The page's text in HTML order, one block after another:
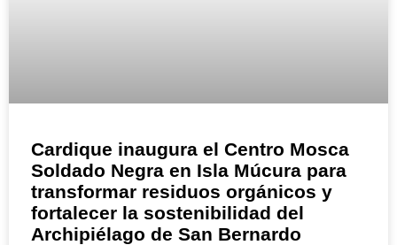
Cardique inaugura el Centro Mosca
Soldado Negra en Isla Múcura para
transformar residuos orgánicos y
fortalecer la sostenibilidad del
Archipiélago de San Bernardo